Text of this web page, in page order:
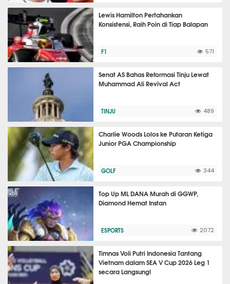
Lewis Hamilton Pertahankan
Konsistensi, Raih Poin di Tiap Balapan
F1 571
Senat AS Bahas Reformasi Tinju Lewat
Muhammad Ali Revival Act
TINJU 489
Charlie Woods Lolos ke Putaran Ketiga
Junior PGA Championship
GOLF 344
Top Up ML DANA Murah di GGWP,
Diamond Hemat Instan
ESPORTS 2072
Timnas Voli Putri Indonesia Tantang
Vietnam dalam SEA V Cup 2026 Leg 1
secara Langsung!